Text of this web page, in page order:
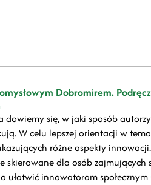
Dobromirem.
dowiemy się, w jaki sposób
W celu lepszej orientacji w
różne aspekty
skierowane dla osób
ułatwić innowatorom